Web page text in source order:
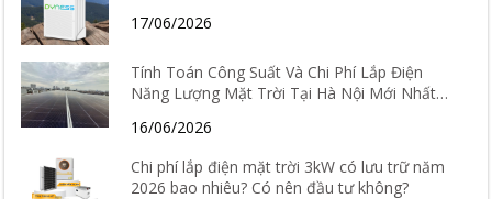
17/06/2026
Tính Toán Công Suất Và Chi Phí Lắp Điện
Năng Lượng Mặt Trời Tại Hà Nội Mới Nhất
16/06/2026
Chi phí lắp điện mặt trời 3kW có lưu trữ năm
2026 bao nhiêu? Có nên đầu tư không?